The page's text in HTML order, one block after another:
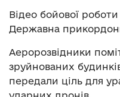
Відео бойової роботи
Державна
Аеророзвідники
зруйнованих
передали ціль для